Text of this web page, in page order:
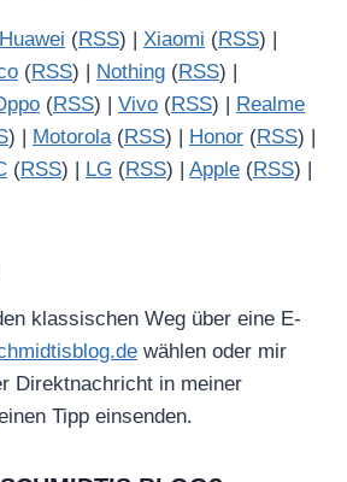
Huawei (RSS) | Xiaomi (RSS) |
(RSS) | Nothing (RSS) |
(RSS) | Vivo (RSS) |
Realme
) | Motorola(RSS) | Honor (RSS) |
(RSS) | LG (RSS) | Apple (RSS) |
klassischen Weg über eine E-
wählen oder mir
Direktnachricht in meiner
Tipp einsenden.